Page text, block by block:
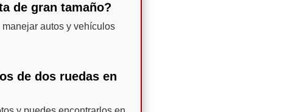
de gran tamaño?
autos y vehículos
de dos ruedas en